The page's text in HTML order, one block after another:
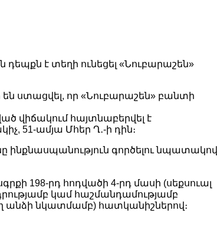
դեպքն է տեղի ունեցել «Նուբարաշեն»
են ստացվել, որ «Նուբարաշեն» բանտի
վիճակում հայտնաբերվել է
51-ամյա Մհեր Ղ․-ի դին։
ինքնասպանություն գործելու նպատակով
198-րդ հոդվածի 4-րդ մասի (սեքսուալ
կամ հաշմանդամությամբ
անձի նկատմամբ) հատկանիշներով։